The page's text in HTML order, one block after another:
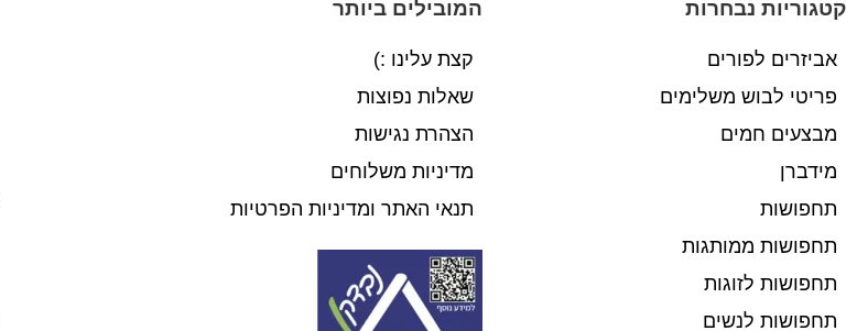
קטגוריות נבחרות
אביזרים לפורים
פריטי לבוש משלימים
מבצעים חמים
מידברן
תחפושות
תחפושות ממותגות
תחפושות לזוגות
תחפושות לנשים
המובילים ביותר
קצת עלינו :)
שאלות נפוצות
הצהרת נגישות
מדיניות משלוחים
תנאי האתר ומדיניות הפרטיות